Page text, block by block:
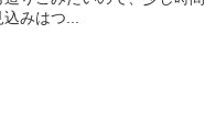
みはつ...